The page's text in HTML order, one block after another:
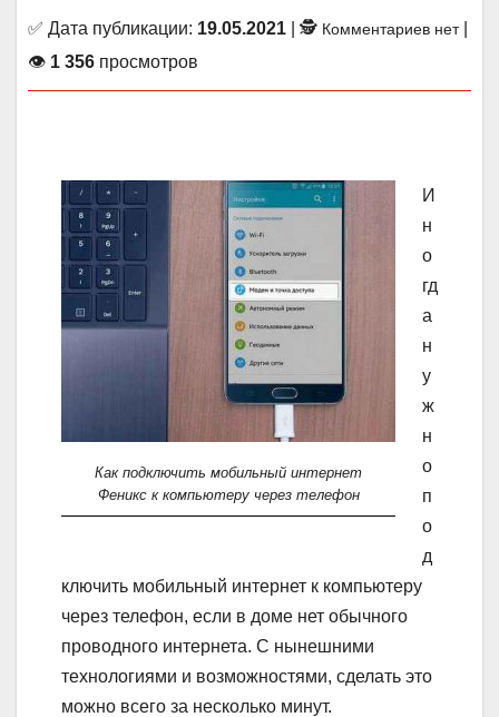
✅ Дата публикации: 19.05.2021 | 🕵 Комментариев нет|
👁 1 356 просмотров
Как подключить мобильный интернет
Феникс к компьютеру через телефон
И
н
о
гд
а
н
у
ж
н
о
п
о
д
ключить мобильный интернет к компьютеру
через телефон, если в доме нет обычного
проводного интернета. С нынешними
технологиями и возможностями, сделать это
можно всего за несколько минут.